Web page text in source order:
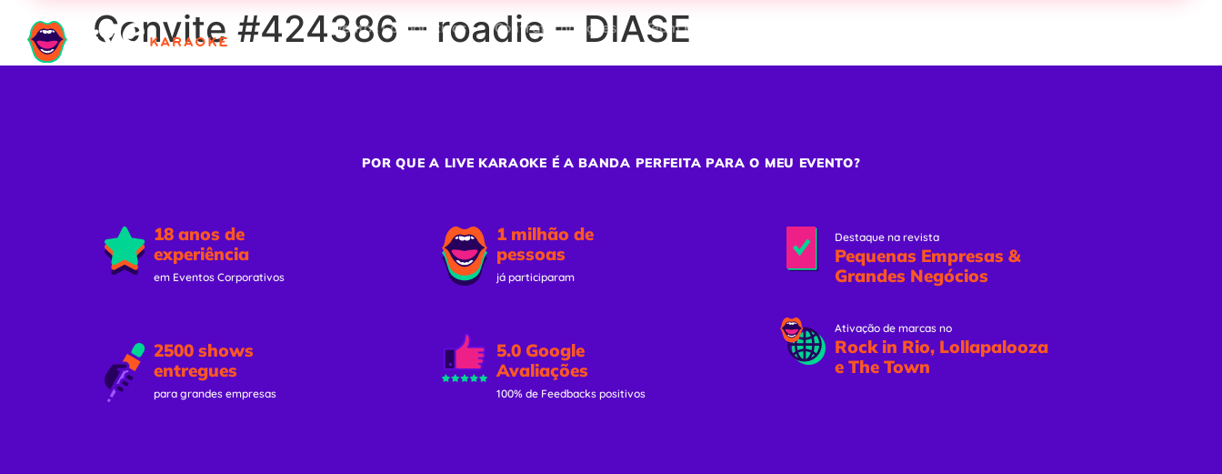
Eventos Corporativos Confraternizações Team Building
Convite #424386 – roadie – DIASE
POR QUE A LIVE KARAOKE É A BANDA PERFEITA PARA O MEU EVENTO?
18 anos de
experiência
em Eventos Corporativos
2500 shows
entregues
para grandes empresas
1 milhão de
pessoas
já participaram
5.0 Google
Avaliações
100% de Feedbacks positivos
Destaque na revista
Pequenas Empresas &
Grandes Negócios
Ativação de marcas no
Rock in Rio, Lollapalooza
e The Town